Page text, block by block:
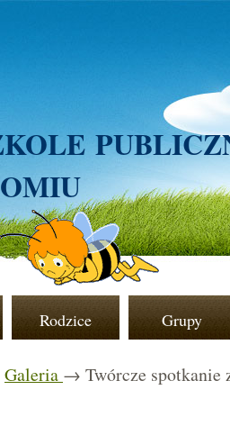
Rodzice Grupy
Galeria → Twórcze spotkanie